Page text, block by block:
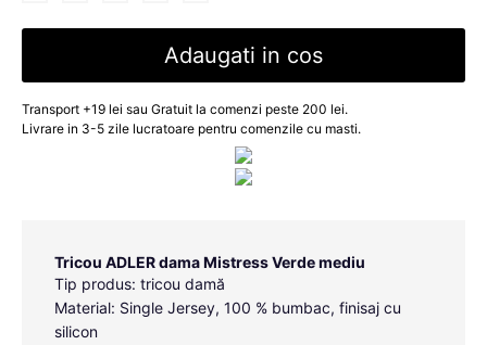
Adaugati in cos
Transport +19 lei sau Gratuit la comenzi peste 200 lei.
Livrare in 3-5 zile lucratoare pentru comenzile cu masti.
Tricou ADLER dama Mistress Verde mediu
Tip produs: tricou damă
Material: Single Jersey, 100 % bumbac, finisaj cu
silicon